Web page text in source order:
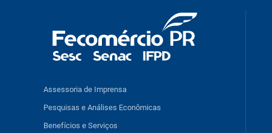
Assessoria de Imprensa
Pesquisas e Análises Econômicas
Benefícios e Serviços